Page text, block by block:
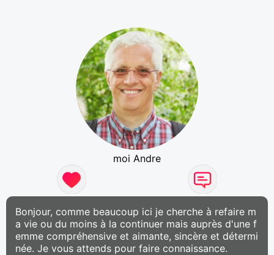
moi Andre
Bonjour, comme beaucoup ici je cherche à refaire m
a vie ou du moins à la continuer mais auprès d'une f
emme compréhensive et aimante, sincère et détermi
née. Je vous attends pour faire connaissance.